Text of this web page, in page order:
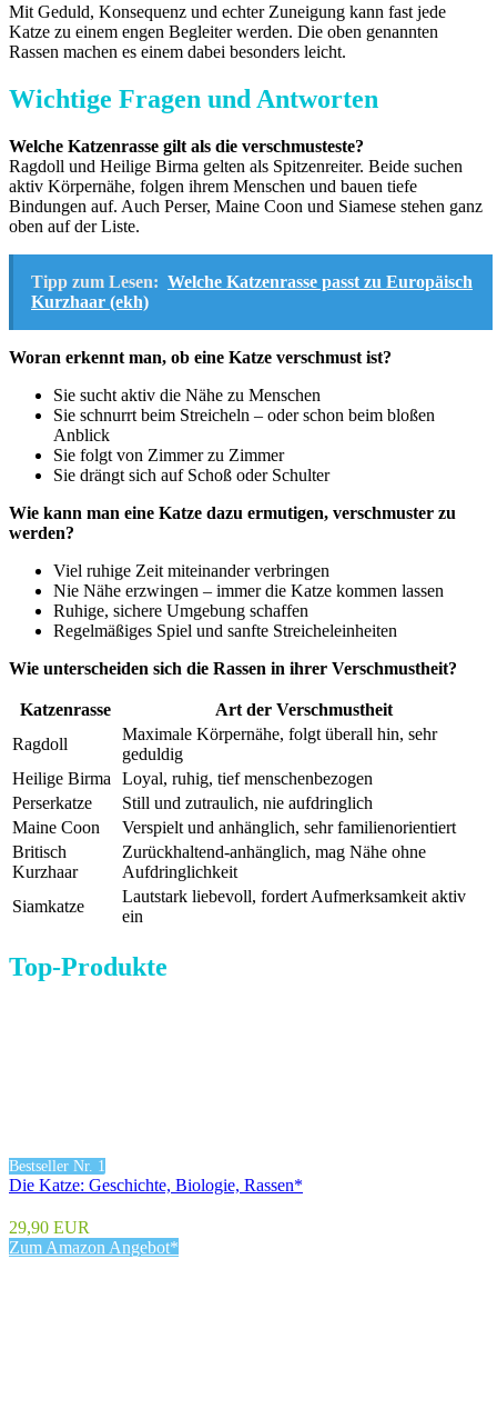
Mit Geduld, Konsequenz und echter Zuneigung kann fast jede
Katze zu einem engen Begleiter werden. Die oben genannten
Rassen machen es einem dabei besonders leicht.
Wichtige Fragen und Antworten
Welche Katzenrasse gilt als die verschmusteste?
Ragdoll und Heilige Birma gelten als Spitzenreiter. Beide suchen
aktiv Körpernähe, folgen ihrem Menschen und bauen tiefe
Bindungen auf. Auch Perser, Maine Coon und Siamese stehen ganz
oben auf der Liste.
Tipp zum Lesen: Welche Katzenrasse passt zu Europäisch
Kurzhaar (ekh)
Woran erkennt man, ob eine Katze verschmust ist?
Sie sucht aktiv die Nähe zu Menschen
Sie schnurrt beim Streicheln – oder schon beim bloßen
Anblick
Sie folgt von Zimmer zu Zimmer
Sie drängt sich auf Schoß oder Schulter
Wie kann man eine Katze dazu ermutigen, verschmuster zu
werden?
Viel ruhige Zeit miteinander verbringen
Nie Nähe erzwingen – immer die Katze kommen lassen
Ruhige, sichere Umgebung schaffen
Regelmäßiges Spiel und sanfte Streicheleinheiten
Wie unterscheiden sich die Rassen in ihrer Verschmustheit?
Katzenrasse
Art der Verschmustheit
Ragdoll
Maximale Körpernähe, folgt überall hin, sehr
geduldig
Heilige Birma
Loyal, ruhig, tief menschenbezogen
Perserkatze
Still und zutraulich, nie aufdringlich
Maine Coon
Verspielt und anhänglich, sehr familienorientiert
Britisch
Kurzhaar
Zurückhaltend-anhänglich, mag Nähe ohne
Aufdringlichkeit
Siamkatze
Lautstark liebevoll, fordert Aufmerksamkeit aktiv
ein
Top-Produkte
Bestseller Nr. 1
Die Katze: Geschichte, Biologie, Rassen*
29,90 EUR
Zum Amazon Angebot*